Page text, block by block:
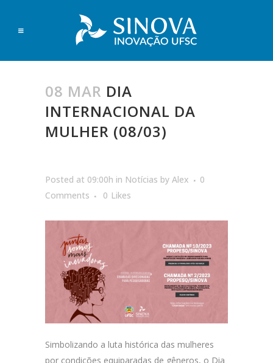
08 MAR DIA
INTERNACIONAL DA
MULHER (08/03)
Posted at 09:00h in Notícias by Alex
0
Comments
0 Likes
Simbolizando a luta histórica das mulheres
por condições equiparadas de gêneros, o Dia